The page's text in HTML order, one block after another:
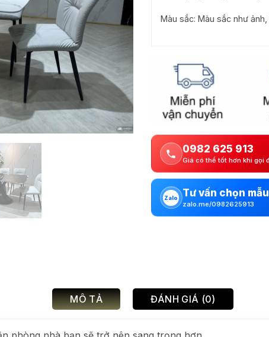
Màu sắc: Màu sắc như
0982 625 913
Giá có thể tốt hơn khi gọi
Zalo Tư vấn chọn mẫu
zalo.me/0982625913
MÔ TẢ ĐÁNH GIÁ (0)